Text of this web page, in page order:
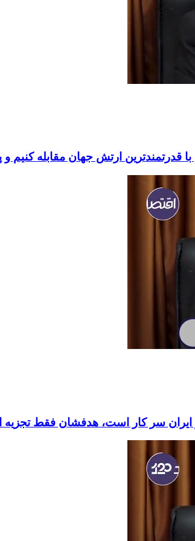
سر کار است، هدفشان فقط